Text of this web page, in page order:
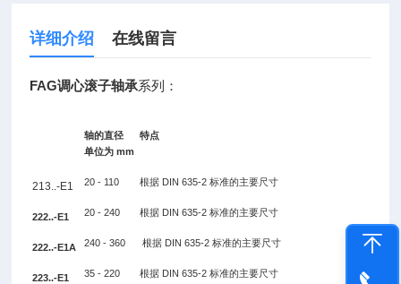
详细介绍 在线留言
FAG调心滚子轴承系列：
轴的直径
单位为 mm
特点
213..-E1 20 - 110 根据 DIN 635-2 标准的主要尺寸
222..-E1 20 - 240 根据 DIN 635-2 标准的主要尺寸
222..-E1A 240 - 360 根据 DIN 635-2 标准的主要尺寸
223..-E1 35 - 220 根据 DIN 635-2 标准的主要尺寸